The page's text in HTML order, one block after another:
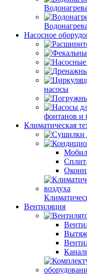
Насосное
насосы
фонтанов и
Климатическая
Вентиляция